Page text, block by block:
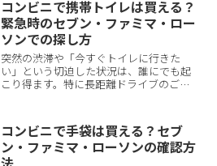
舗検索を使えば最寄り店舗...
コンビニで携帯トイレは買える？
緊急時のセブン・ファミマ・ロー
ソンでの探し方
突然の渋滞や「今すぐトイレに行きた
い」という切迫した状況は、誰にでも起
こり得ます。特に長距離ドライブのご家
りのコンビニに携帯トイレがあるか」
「最短でどう確保するか」にだ...
コンビニで手袋は買える？セブ
ン・ファミマ・ローソンの確認方